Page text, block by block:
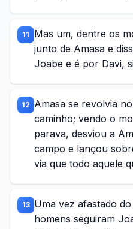
11
Mas um, dentre os
junto de Amasa e
Joabe e é por Davi,
12 Amasa se revolvia
caminho; vendo o
parava, desviou a
campo e lançou
via que todo aquele
13 Uma vez afastado
homens seguiram